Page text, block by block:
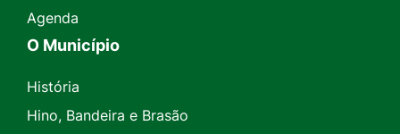
Agenda
O Município
História
Hino, Bandeira e Brasão